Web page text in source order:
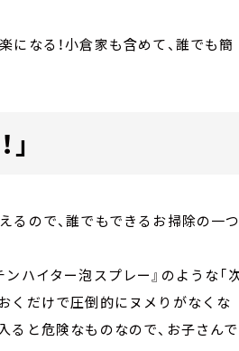
なる！小倉家も含めて、誰でも簡
るので、誰でもできるお掃除の一つ
ハイター泡スプレー』のような「
くだけで圧倒的にヌメりがなくな
ると危険なものなので、お子さんで